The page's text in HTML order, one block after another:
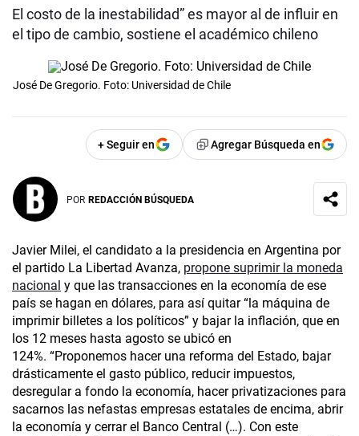
El costo de la inestabilidad” es mayor al de influir en
el tipo de cambio, sostiene el académico chileno
José De Gregorio. Foto: Universidad de Chile
+ Seguir en Agregar Búsqueda en
POR REDACCIÓN BÚSQUEDA
Javier Milei, el candidato a la presidencia en Argentina por
el partido La Libertad Avanza, propone suprimir la moneda
nacional y que las transacciones en la economía de ese
país se hagan en dólares, para así quitar “la máquina de
imprimir billetes a los políticos” y bajar la inflación, que en
los 12 meses hasta agosto se ubicó en
124%. “Proponemos hacer una reforma del Estado, bajar
drásticamente el gasto público, reducir impuestos,
desregular a fondo la economía, hacer privatizaciones para
sacarnos las nefastas empresas estatales de encima, abrir
la economía y cerrar el Banco Central (…). Con este